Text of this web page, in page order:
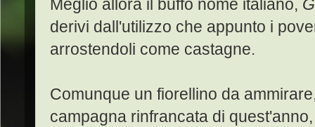
Meglio allora il buffo nome italiano,
derivi dall'utilizzo che appunto i
arrostendoli come castagne.
Comunque un fiorellino da
campagna rinfrancata di